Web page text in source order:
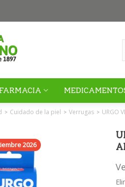
> Cuidado de la piel > Verrugas > URGO
2026